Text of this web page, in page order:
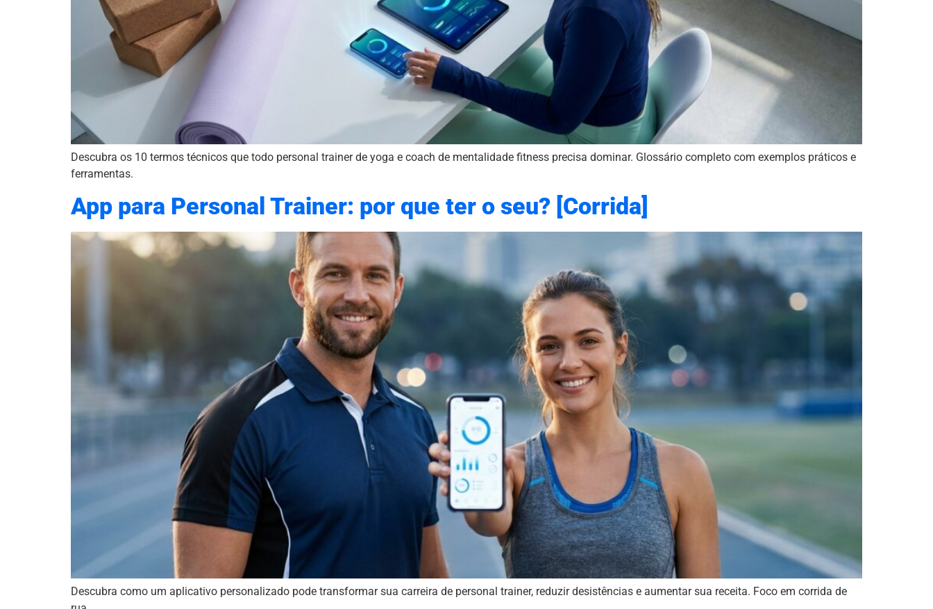
Descubra os 10 termos técnicos que todo personal trainer de yoga e coach de mentalidade fitness precisa dominar. Glossário completo com exemplos práticos e
ferramentas.
App para Personal Trainer: por que ter o seu? [Corrida]
Descubra como um aplicativo personalizado pode transformar sua carreira de personal trainer, reduzir desistências e aumentar sua receita. Foco em corrida de